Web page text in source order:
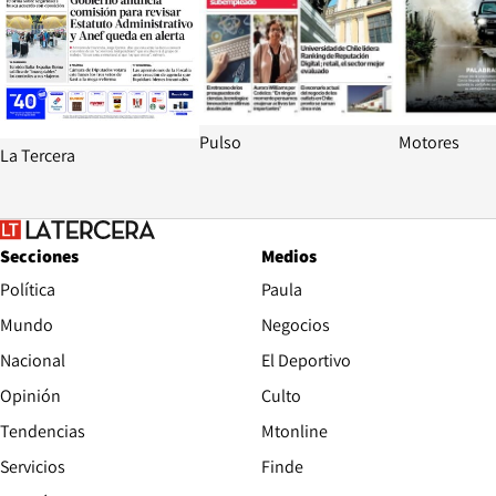
La Tercera
Pulso Motores
Secciones
Política
Mundo
Nacional
Opinión
Tendencias
Servicios
Medios
Paula
Negocios
El Deportivo
Culto
Mtonline
Finde